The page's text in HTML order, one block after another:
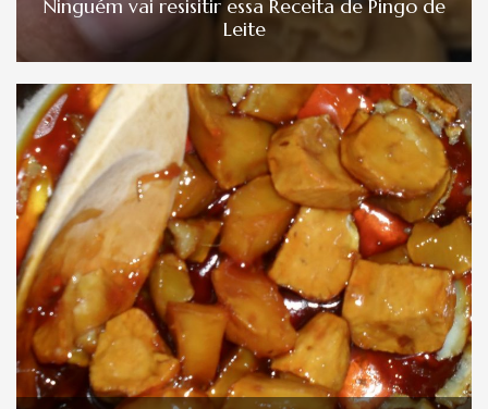
Ninguém vai resisitir essa Receita de Pingo de
Leite